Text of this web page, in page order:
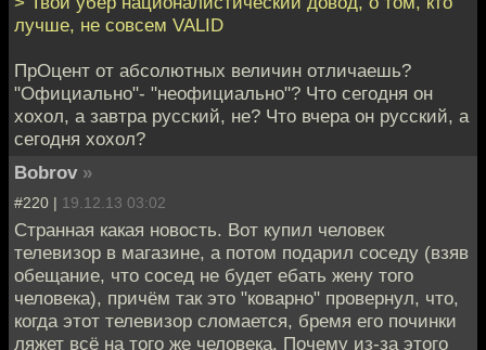
лучше, не совсем VALID
ПрОцент от абсолютных величин отличаешь?
"Официально"- "неофициально"? Что сегодня он
хохол, а завтра русский, не? Что вчера он русский, а
сегодня хохол?
Bobrov »
#220 | 19.12.13 03:02
Странная какая новость. Вот купил человек
телевизор в магазине, а потом подарил соседу (взяв
обещание, что сосед не будет ебать жену того
человека), причём так это "коварно" провернул, что,
когда этот телевизор сломается, бремя его починки
ляжет всё на того же человека. Почему из-за этого